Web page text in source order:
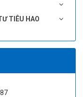
TIÊU HAO